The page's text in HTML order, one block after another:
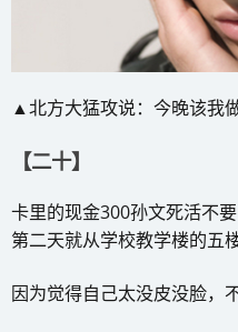
▲北方大猛攻说：今晚该我
【二十】
卡里的现金300孙文死活不
第二天就从学校教学楼的五
因为觉得自己太没皮没脸，